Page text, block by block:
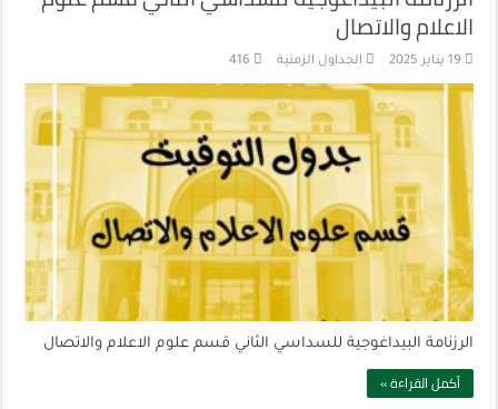
الاعلام والاتصال
19 يناير 2025 الجداول الزمنية 416
الرزنامة البيداغوجية للسداسي الثاني قسم علوم الاعلام والاتصال
أكمل القراءة »